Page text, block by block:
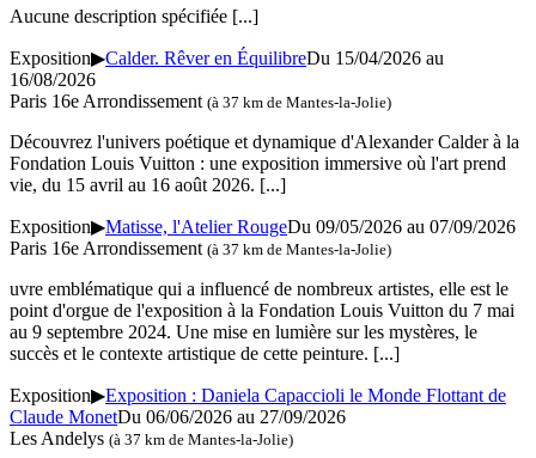
Aucune description spécifiée [...]
Exposition▶Calder. Rêver en ÉquilibreDu 15/04/2026 au
16/08/2026
Paris 16e Arrondissement (à 37 km de Mantes-la-Jolie)
Découvrez l'univers poétique et dynamique d'Alexander Calder à la
Fondation Louis Vuitton : une exposition immersive où l'art prend
vie, du 15 avril au 16 août 2026. [...]
Exposition▶Matisse, l'Atelier RougeDu 09/05/2026 au 07/09/2026
Paris 16e Arrondissement (à 37 km de Mantes-la-Jolie)
uvre emblématique qui a influencé de nombreux artistes, elle est le
point d'orgue de l'exposition à la Fondation Louis Vuitton du 7 mai
au 9 septembre 2024. Une mise en lumière sur les mystères, le
succès et le contexte artistique de cette peinture. [...]
Exposition▶Exposition : Daniela Capaccioli le Monde Flottant de
Claude MonetDu 06/06/2026 au 27/09/2026
Les Andelys (à 37 km de Mantes-la-Jolie)